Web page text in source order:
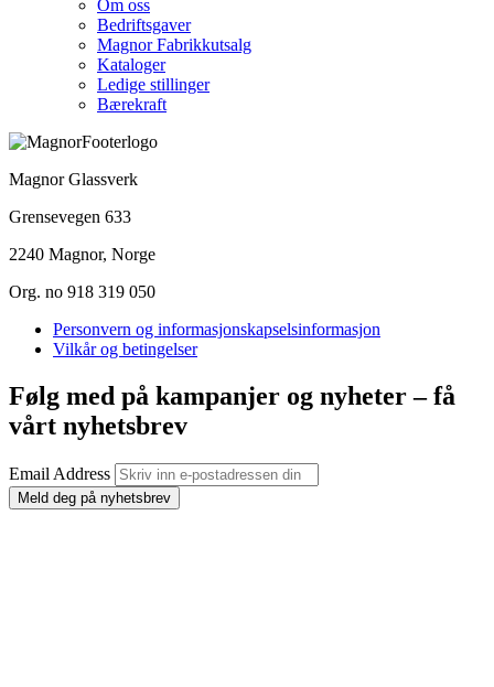
Om oss
Bedriftsgaver
Magnor Fabrikkutsalg
Kataloger
Ledige stillinger
Bærekraft
Magnor Glassverk
Grensevegen 633
2240 Magnor, Norge
Org. no 918 319 050
Personvern og informasjonskapselsinformasjon
Vilkår og betingelser
Følg med på kampanjer og nyheter – få
vårt nyhetsbrev
Email Address
Meld deg på nyhetsbrev